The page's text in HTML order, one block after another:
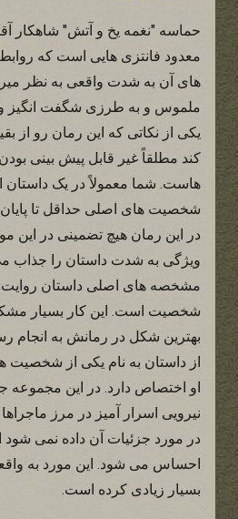
حماسه "نغمه یخ و آتش" شاهکار
معدود فانتزی هایی است که
های آن به شدت واقعی به نظر
ملموس و به طرزی شگفت انگیز
یکی از نکاتی که این رمان رو از
کند مطلقاً غیر قابل پیش بینی
هاست. شما معمولاً در یک داستان
شخصیت های اصلی حداقل تا پایان
در این رمان هیچ تضمینی در این
ویژگی به شدت داستان را جذاب
مشخصه های اصلی داستان روایت
شخصیت است. این کار بسیار
بهترین شکل در رمانش به انجام
از داستان به نام یکی از شخصیت
او اختصاص دارد. در این
نیرویی اسرار آمیز در مرز
در مورد جزئیات آن داده نمی
احساس می شود. این مورد به
بسیار زیادی کرده است.